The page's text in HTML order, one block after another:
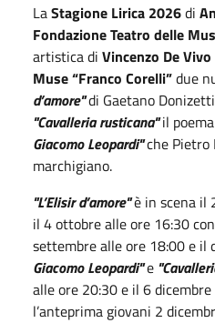
LaStagione Lirica 2026di
Fondazione Teatro delle
artistica di Vincenzo De Vivo
Muse “Franco Corelli”due
d’amore"di Gaetano
"Cavalleria rusticana"il
Giacomo Leopardi"che Pietro
marchigiano.
"L’Elisir d’amore"è in scena il
il 4 ottobre alle ore 16:30
settembre alle ore 18:00 e il
Giacomo Leopardi"e
alle ore 20:30 e il 6
l’anteprima giovani 2